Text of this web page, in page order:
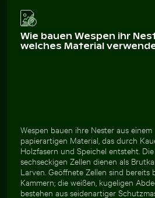
Wie bauen Wespen ihr
welches Material
Wespen bauen ihre Nester aus einem
papierartigen Material, das durch
Holzfasern und Speichel entsteht.
sechseckigen Zellen dienen als
Larven. Geöffnete Zellen sind bereits
Kammern; die weißen, kugeligen
bestehen aus seidenartiger